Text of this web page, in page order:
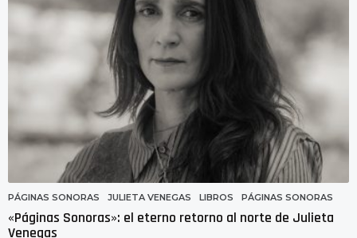
PÁGINAS SONORAS JULIETA VENEGAS ,LIBROS ,PÁGINAS SONORAS
«Páginas Sonoras»: el eterno retorno al norte de Julieta
Venegas